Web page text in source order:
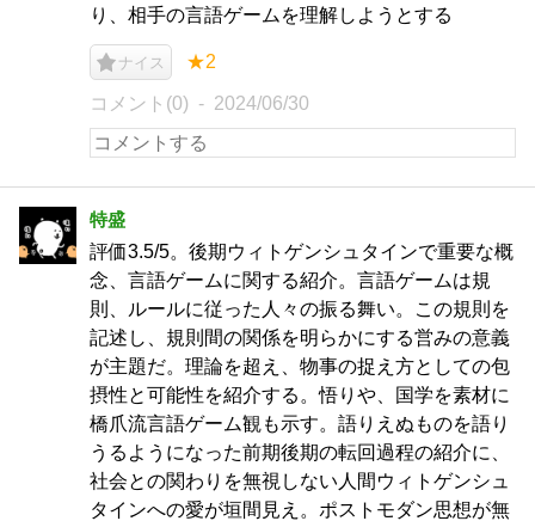
り、相手の言語ゲームを理解しようとする
ナイス ★2
コメント(0) 2024/06/30
特盛
評価3.5/5。後期ウィトゲンシュタインで重要な概
念、言語ゲームに関する紹介。言語ゲームは規
則、ルールに従った人々の振る舞い。この規則を
記述し、規則間の関係を明らかにする営みの意義
が主題だ。理論を超え、物事の捉え方としての包
摂性と可能性を紹介する。悟りや、国学を素材に
橋爪流言語ゲーム観も示す。語りえぬものを語り
うるようになった前期後期の転回過程の紹介に、
社会との関わりを無視しない人間ウィトゲンシュ
タインへの愛が垣間見え。ポストモダン思想が無